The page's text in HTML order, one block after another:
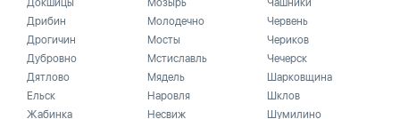
Докшицы
Дрибин
Дрогичин
Дубровно
Дятлово
Ельск
Жабинка
Мозырь
Молодечно
Мосты
Мстиславль
Мядель
Наровля
Несвиж
Чашники
Червень
Чериков
Чечерск
Шарковщина
Шклов
Шумилино